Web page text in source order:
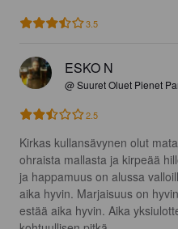
3.5
ESKO N
@ Suuret Oluet Pienet
2.5
Kirkas kullansävynen olut
ohraista mallasta ja kirpeää
ja happamuus on alussa
aika hyvin. Marjaisuus on
estää aika hyvin. Aika